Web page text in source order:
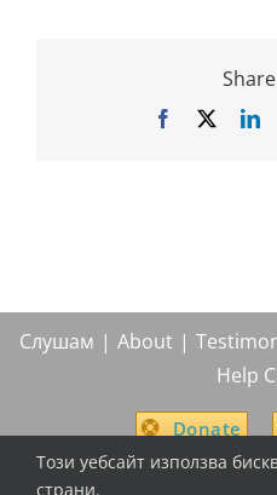
Facebook
Слушам About
Help
Donate
Този уебсайт използва
страни.